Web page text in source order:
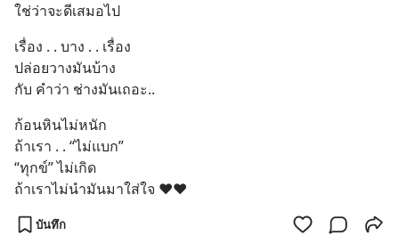
ใช่ว่าจะดีเสมอไป
เรื่อง . . บาง . . เรื่อง
ปล่อยวางมันบ้าง
กับ คำว่า ช่างมันเถอะ..
ก้อนหินไม่หนัก
ถ้าเรา . . “ไม่แบก”
“ทุกข์” ไม่เกิด
ถ้าเราไม่นำมันมาใส่ใจ ❤️❤️
บันทึก